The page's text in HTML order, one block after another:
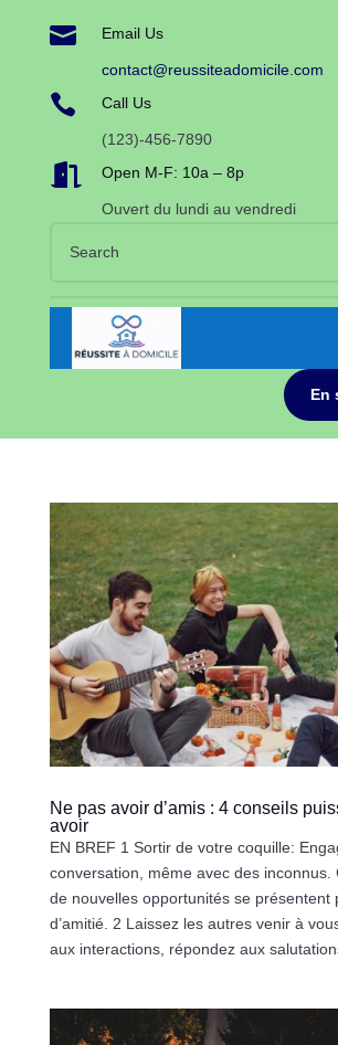
 Email Us
contact@reussiteadomicile.com
 Call Us
(123)-456-7890
 Open M-F: 10a – 8p
Ouvert du lundi au vendredi
En
Ne pas avoir d’amis : 4 conseils
avoir
EN BREF 1 Sortir de votre coquille:
conversation, même avec des inconnus.
de nouvelles opportunités se présentent
d’amitié. 2 Laissez les autres venir à
aux interactions, répondez aux